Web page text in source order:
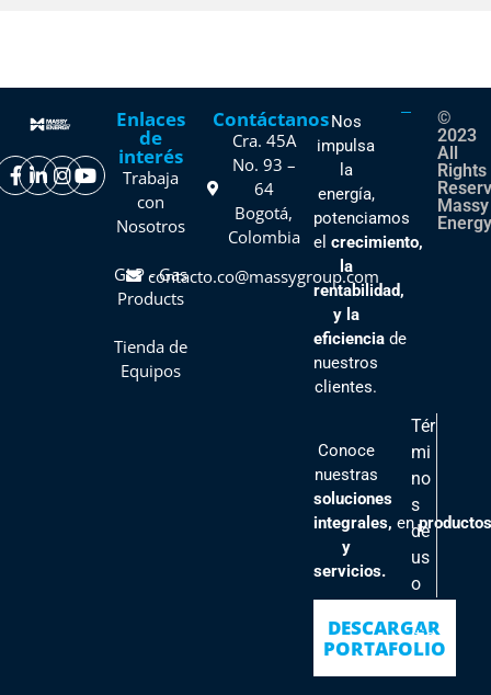
Enlaces
de
interés
Trabaja
con
Nosotros
GLP - Gas
Products
Tienda de
Equipos
Contáctanos
Cra. 45A
No. 93 –
64
Bogotá,
Colombia
contacto.co@massygroup.com
Nos
impulsa
la
energía,
potenciamos
el crecimiento,
la
rentabilidad,
y la
eficienciade
nuestros
clientes.
Conoce
nuestras
soluciones
integrales, enproductos
y
servicios.
DESCARGAR
PORTAFOLIO
©
2023
All
Rights
Massy
Tér
mi
no
s
de
us
o
ític
as